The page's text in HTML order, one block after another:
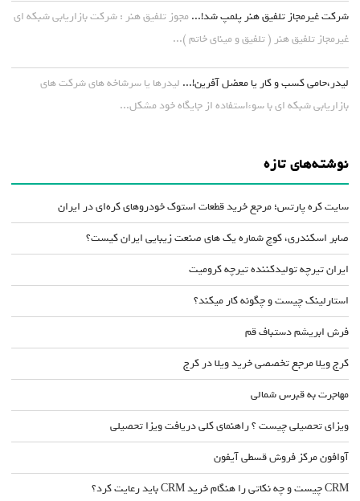
شرکت غیرمجاز تلفیق هنر پلمپ شد!... مجوز تلفیق هنر : شرکت بازاریابی شبکه ای
غیرمجاز تلفیق هنر ( تلفیق و مینای خاتم )...
لیدر،حامی کسب و کار یا معضل آفرین!... لیدرها یا سرشاخه های شرکت های
بازاریابی شبکه ای با سوءاستفاده از جایگاه خود مشکل...
نوشته‌های تازه
سایت کره پارتس؛ مرجع خرید قطعات استوک خودروهای کره‌ای در ایران
صابر اسکندری، کوچ شماره یک های صنعت زیبایی ایران کیست؟
ایران تیرچه تولیدکننده تیرچه کرومیت
استارلینک چیست و چگونه کار میکند؟
فرش ابریشم دستباف قم
کرج ویلا مرجع تخصصی خرید ویلا در کرج
مهاجرت به قبرس شمالی
ویزای تحصیلی چیست ؟ راهنمای کلی دریافت ویزا تحصیلی
آوافون مرکز فروش قسطی آیفون
CRM چیست و چه نکاتی را هنگام خرید CRM باید رعایت کرد؟